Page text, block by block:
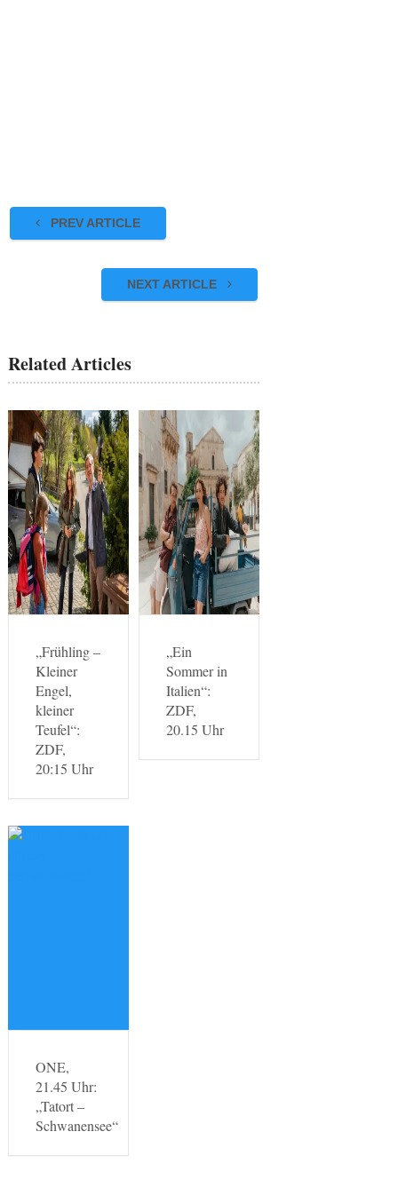
PREV ARTICLE
NEXT ARTICLE
Related Articles
„Frühling –
Kleiner
Engel,
kleiner
Teufel“:
ZDF,
20:15 Uhr
„Ein
Sommer in
Italien“:
ZDF,
20.15 Uhr
ONE,
21.45 Uhr:
„Tatort –
Schwanensee“